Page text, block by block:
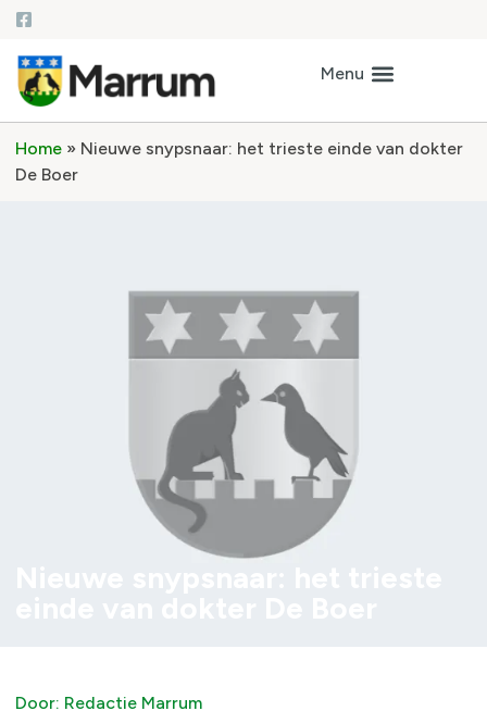
Home » Nieuwe snypsnaar: het trieste einde van dokter
De Boer
Door: Redactie Marrum